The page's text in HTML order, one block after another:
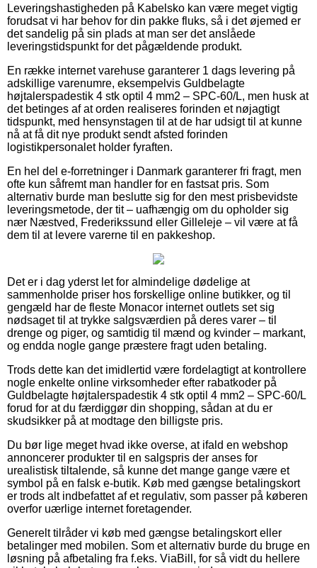
Leveringshastigheden på Kabelsko kan være meget vigtig
forudsat vi har behov for din pakke fluks, så i det øjemed er
det sandelig på sin plads at man ser det anslåede
leveringstidspunkt for det pågældende produkt.
En række internet varehuse garanterer 1 dags levering på
adskillige varenumre, eksempelvis Guldbelagte
højtalerspadestik 4 stk optil 4 mm2 – SPC-60/L, men husk at
det betinges af at orden realiseres forinden et nøjagtigt
tidspunkt, med hensynstagen til at de har udsigt til at kunne
nå at få dit nye produkt sendt afsted forinden
logistikpersonalet holder fyraften.
En hel del e-forretninger i Danmark garanterer fri fragt, men
ofte kun såfremt man handler for en fastsat pris. Som
alternativ burde man beslutte sig for den mest prisbevidste
leveringsmetode, der tit – uafhængig om du opholder sig
nær Næstved, Frederikssund eller Gilleleje – vil være at få
dem til at levere varerne til en pakkeshop.
Det er i dag yderst let for almindelige dødelige at
sammenholde priser hos forskellige online butikker, og til
gengæld har de fleste Monacor internet outlets set sig
nødsaget til at trykke salgsværdien på deres varer – til
drenge og piger, og samtidig til mænd og kvinder – markant,
og endda nogle gange præstere fragt uden betaling.
Trods dette kan det imidlertid være fordelagtigt at kontrollere
nogle enkelte online virksomheder efter rabatkoder på
Guldbelagte højtalerspadestik 4 stk optil 4 mm2 – SPC-60/L
forud for at du færdiggør din shopping, sådan at du er
skudsikker på at modtage den billigste pris.
Du bør lige meget hvad ikke overse, at ifald en webshop
annoncerer produkter til en salgspris der anses for
urealistisk tiltalende, så kunne det mange gange være et
symbol på en falsk e-butik. Køb med gængse betalingskort
er trods alt indbefattet af et regulativ, som passer på køberen
overfor uærlige internet foretagender.
Generelt tilråder vi køb med gængse betalingskort eller
betalinger med mobilen. Som et alternativ burde du bruge en
løsning på afbetaling fra f.eks. ViaBill, for så vidt du hellere